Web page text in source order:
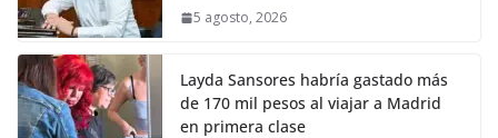
5 agosto, 2026
Layda Sansores habría gastado más
de 170 mil pesos al viajar a Madrid
en primera clase